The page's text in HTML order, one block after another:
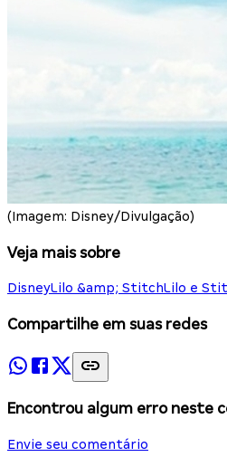
(Imagem: Disney/Divulgação)
Veja mais sobre
DisneyLilo &amp; StitchLilo e
Compartilhe em suas redes
Encontrou algum erro neste
Envie seu comentário